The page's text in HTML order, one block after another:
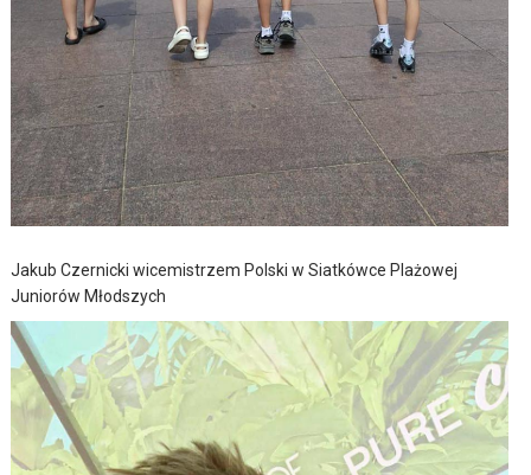
Jakub Czernicki wicemistrzem Polski w Siatkówce Plażowej
Juniorów Młodszych